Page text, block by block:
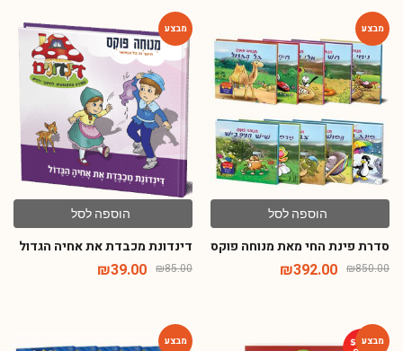
-54%
הוספה לסל
סדרת פינת החי מאת מנוחה פוקס
₪850.00
₪392.00
הוספה לסל
דינדונת מכבדת את אחיה הגדול
₪85.00
₪39.00